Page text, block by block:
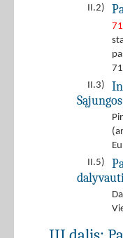
II.2)
II.3)
II.5)